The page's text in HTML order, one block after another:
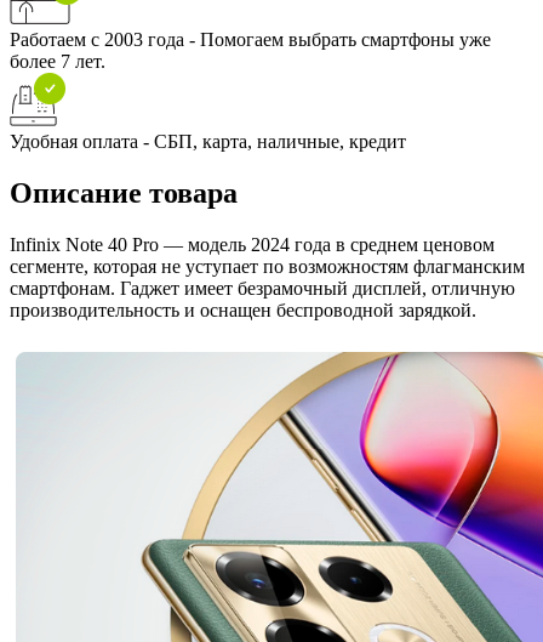
Работаем с 2003 года - Помогаем выбрать смартфоны уже
более 7 лет.
Удобная оплата - СБП, карта, наличные, кредит
Описание товара
Infinix Note 40 Pro — модель 2024 года в среднем ценовом
сегменте, которая не уступает по возможностям флагманским
смартфонам. Гаджет имеет безрамочный дисплей, отличную
производительность и оснащен беспроводной зарядкой.